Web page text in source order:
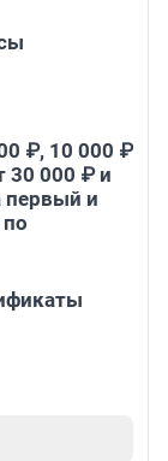
₽, 10 000 ₽
30 000 ₽ и
первый и